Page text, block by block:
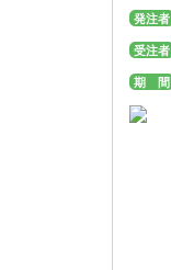
発注者
受注者
期 間